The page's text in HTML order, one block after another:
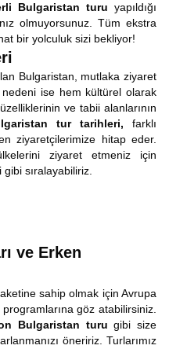
Bulgaristan turu yapıldığı
olmuyorsunuz. Tüm ekstra
bir yolculuk sizi bekliyor!
Bulgaristan, mutlaka ziyaret
ise hem kültürel olarak
ve tabii alanlarının
tur tarihleri, farklı
ziyaretçilerimize hitap eder.
ziyaret etmeniz için
sıralayabiliriz.
ve Erken
sahip olmak için Avrupa
göz atabilirsiniz.
Bulgaristan turugibi size
öneririz. Turlarımız